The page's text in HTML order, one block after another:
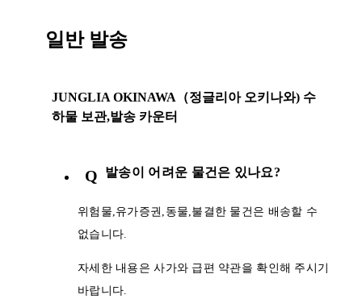
일반 발송
JUNGLIA OKINAWA（정글리아 오키나와) 수
하물 보관,발송 카운터
Q 발송이 어려운 물건은 있나요?
위험물,유가증권,동물,불결한 물건은 배송할 수
없습니다.
자세한 내용은 사가와 급편 약관을 확인해 주시기
바랍니다.